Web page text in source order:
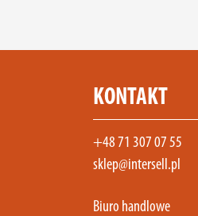
KONTAKT
+48 71 307 07 55
sklep@intersell.pl
Biuro handlowe